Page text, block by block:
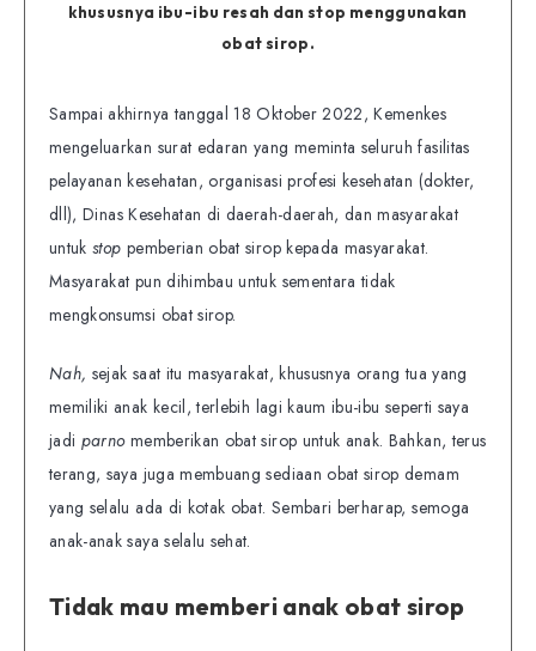
khususnya ibu-ibu resah dan stop menggunakan
obat sirop.
Sampai akhirnya tanggal 18 Oktober 2022, Kemenkes
mengeluarkan surat edaran yang meminta seluruh fasilitas
pelayanan kesehatan, organisasi profesi kesehatan (dokter,
dll), Dinas Kesehatan di daerah-daerah, dan masyarakat
untukstop pemberian obat sirop kepada masyarakat.
Masyarakat pun dihimbau untuk sementara tidak
mengkonsumsi obat sirop.
Nah, sejak saat itu masyarakat, khususnya orang tua yang
memiliki anak kecil, terlebih lagi kaum ibu-ibu seperti saya
jadi parno memberikan obat sirop untuk anak. Bahkan, terus
terang, saya juga membuang sediaan obat sirop demam
yang selalu ada di kotak obat. Sembari berharap, semoga
anak-anak saya selalu sehat.
Tidak mau memberi anak obat sirop